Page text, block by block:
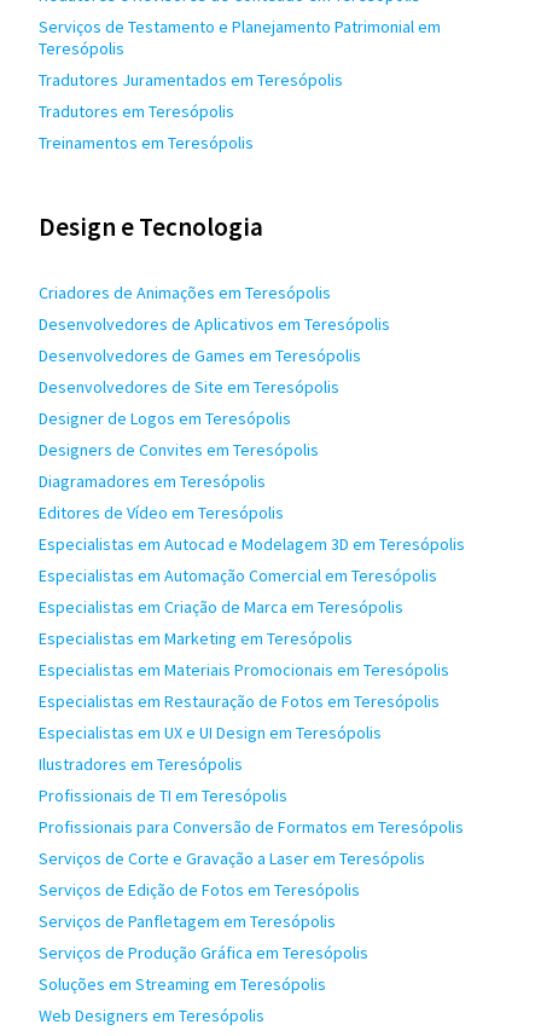
Serviços de Testamento e Planejamento Patrimonial em
Teresópolis
Tradutores Juramentados em Teresópolis
Tradutores em Teresópolis
Treinamentos em Teresópolis
Design e Tecnologia
Criadores de Animações em Teresópolis
Desenvolvedores de Aplicativos em Teresópolis
Desenvolvedores de Games em Teresópolis
Desenvolvedores de Site em Teresópolis
Designer de Logos em Teresópolis
Designers de Convites em Teresópolis
Diagramadores em Teresópolis
Editores de Vídeo em Teresópolis
Especialistas em Autocad e Modelagem 3D em Teresópolis
Especialistas em Automação Comercial em Teresópolis
Especialistas em Criação de Marca em Teresópolis
Especialistas em Marketing em Teresópolis
Especialistas em Materiais Promocionais em Teresópolis
Especialistas em Restauração de Fotos em Teresópolis
Especialistas em UX e UI Design em Teresópolis
Ilustradores em Teresópolis
Profissionais de TI em Teresópolis
Profissionais para Conversão de Formatos em Teresópolis
Serviços de Corte e Gravação a Laser em Teresópolis
Serviços de Edição de Fotos em Teresópolis
Serviços de Panfletagem em Teresópolis
Serviços de Produção Gráfica em Teresópolis
Soluções em Streaming em Teresópolis
Web Designers em Teresópolis